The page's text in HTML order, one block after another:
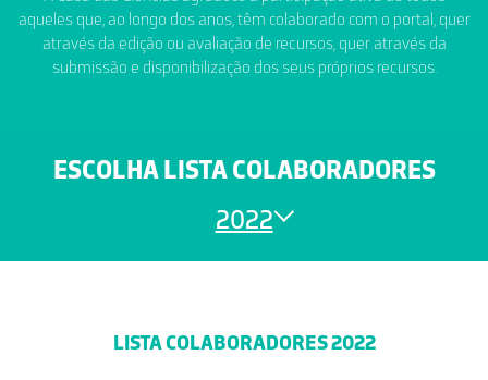
aqueles que, ao longo dos anos, têm colaborado com o portal, quer
através da edição ou avaliação de recursos, quer através da
submissão e disponibilização dos seus próprios recursos.
ESCOLHA LISTA COLABORADORES
2022
LISTA COLABORADORES 2022